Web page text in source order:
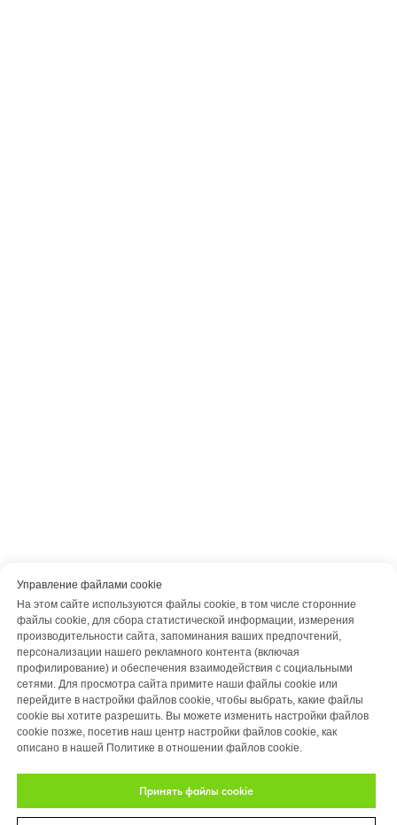
Управление файлами cookie
На этом сайте используются файлы cookie, в том числе сторонние
файлы cookie, для сбора статистической информации, измерения
производительности сайта, запоминания ваших предпочтений,
персонализации нашего рекламного контента (включая
профилирование) и обеспечения взаимодействия с социальными
сетями. Для просмотра сайта примите наши файлы cookie или
перейдите в настройки файлов cookie, чтобы выбрать, какие файлы
cookie вы хотите разрешить. Вы можете изменить настройки файлов
cookie позже, посетив наш центр настройки файлов cookie, как
описано в нашей Политике в отношении файлов cookie.
Принять файлы cookie